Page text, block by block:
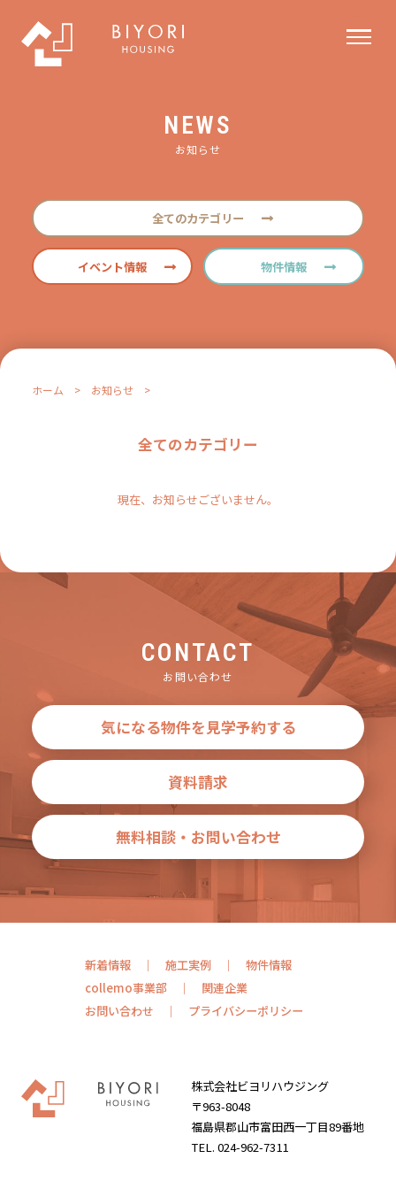
NEWS
お知らせ
全てのカテゴリー
イベント情報 物件情報
ホーム > お知らせ>
全てのカテゴリー
現在、お知らせございません。
CONTACT
お問い合わせ
気になる物件を見学予約する
資料請求
無料相談・お問い合わせ
新着情報 施工実例
物件情報
collemo事業部
関連企業
お問い合わせ
プライバシーポリシー
株式会社ビヨリハウジング
〒963-8048
福島県郡山市富田西一丁目89番地
TEL. 024-962-7311